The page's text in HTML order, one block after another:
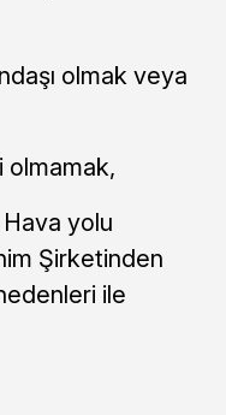
olmak veya
olmamak,
yolu
Şirketinden
ile